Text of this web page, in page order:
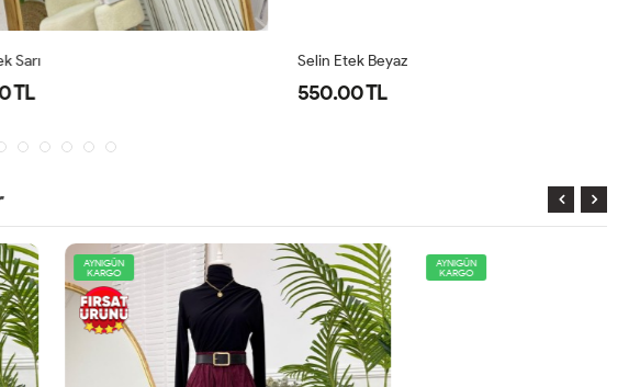
Selin Etek Beyaz
550.00 TL
AYNIGÜN
KARGO